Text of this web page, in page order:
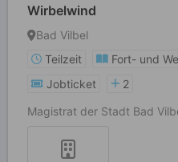
Wirbelwind
Bad Vilbel
Teilzeit
Fort- und
Jobticket
2
Magistrat der Stadt Bad